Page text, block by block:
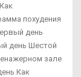
похудения
день
день Шестой
зале
Как